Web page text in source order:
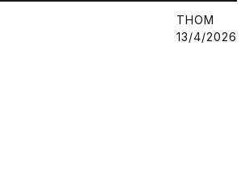
THOM
13/4/2026